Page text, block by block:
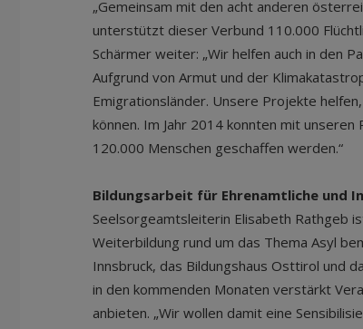
„Gemeinsam mit den acht anderen
unterstützt dieser Verbund 110.000
Schärmer weiter: „Wir helfen auch in den
Aufgrund von Armut und der
Emigrationsländer. Unsere Projekte
können. Im Jahr 2014 konnten mit
120.000 Menschen geschaffen werden.“
Bildungsarbeit für Ehrenamtliche und
Seelsorgeamtsleiterin Elisabeth Rathgeb
Weiterbildung rund um das Thema Asyl
Innsbruck, das Bildungshaus Osttirol und
in den kommenden Monaten verstärkt
anbieten. „Wir wollen damit eine